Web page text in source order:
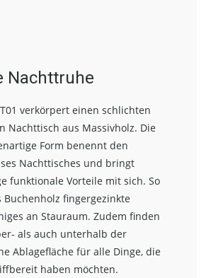
Nachttruhe
verkörpert einen schlichten
Nachttisch aus Massivholz. Die
Form benennt den
Nachttisches und bringt
funktionale Vorteile mit sich. So
Buchenholz fingergezinkte
an Stauraum. Zudem finden
als auch unterhalb der
Ablagefläche für alle Dinge, die
haben möchten.